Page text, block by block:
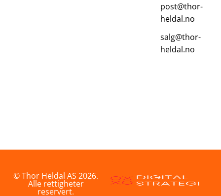
post@thor-
heldal.no
salg@thor-
heldal.no
© Thor Heldal AS 2026.
Alle rettigheter
reservert.